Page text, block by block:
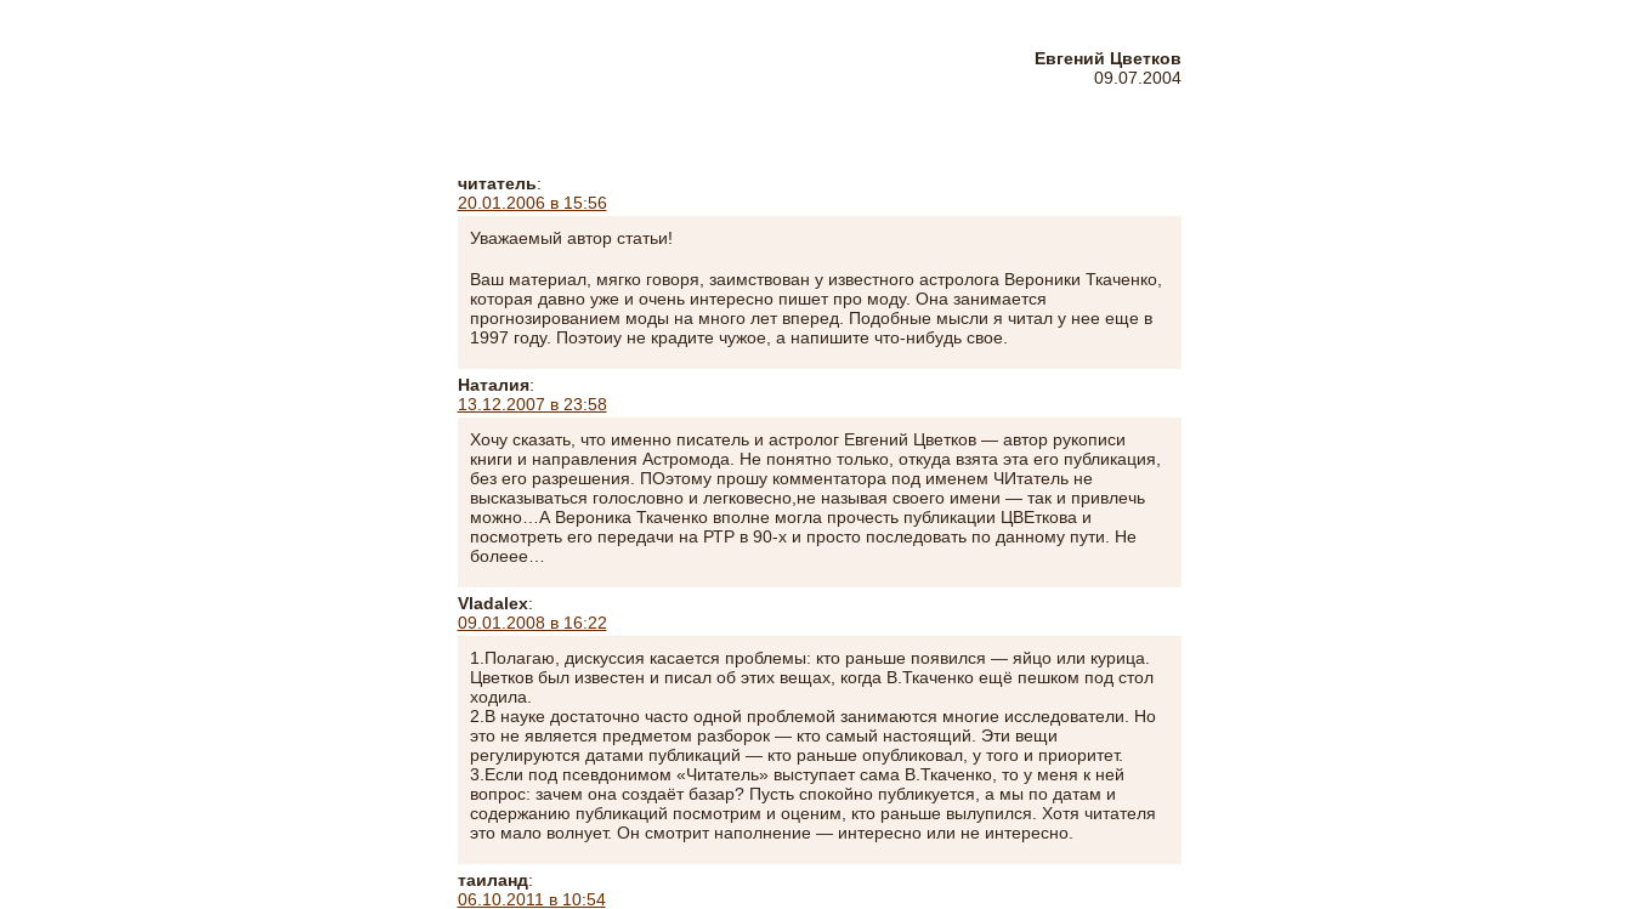
Евгений Цветков
09.07.2004
читатель:
20.01.2006 в 15:56
Уважаемый автор статьи!
Ваш материал, мягко говоря, заимствован у известного астролога Вероники Ткаченко,
которая давно уже и очень интересно пишет про моду. Она занимается
прогнозированием моды на много лет вперед. Подобные мысли я читал у нее еще в
1997 году. Поэтоиу не крадите чужое, а напишите что-нибудь свое.
Наталия:
13.12.2007 в 23:58
Хочу сказать, что именно писатель и астролог Евгений Цветков — автор рукописи
книги и направления Астромода. Не понятно только, откуда взята эта его публикация,
без его разрешения. ПОэтому прошу комментатора под именем ЧИтатель не
высказываться голословно и легковесно,не называя своего имени — так и привлечь
можно…А Вероника Ткаченко вполне могла прочесть публикации ЦВЕткова и
посмотреть его передачи на РТР в 90-х и просто последовать по данному пути. Не
болеее…
Vladalex:
09.01.2008 в 16:22
1.Полагаю, дискуссия касается проблемы: кто раньше появился — яйцо или курица.
Цветков был известен и писал об этих вещах, когда В.Ткаченко ещё пешком под стол
ходила.
2.В науке достаточно часто одной проблемой занимаются многие исследователи. Но
это не является предметом разборок — кто самый настоящий. Эти вещи
регулируются датами публикаций — кто раньше опубликовал, у того и приоритет.
3.Если под псевдонимом «Читатель» выступает сама В.Ткаченко, то у меня к ней
вопрос: зачем она создаёт базар? Пусть спокойно публикуется, а мы по датам и
содержанию публикаций посмотрим и оценим, кто раньше вылупился. Хотя читателя
это мало волнует. Он смотрит наполнение — интересно или не интересно.
таиланд:
06.10.2011 в 10:54